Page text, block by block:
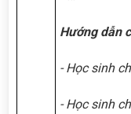
Hướng dẫn
- Học sinh
- Học sinh